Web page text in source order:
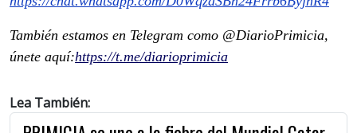
También estamos en Telegram como @DiarioPrimicia,
únete aquí:https://t.me/diarioprimicia
Lea También: